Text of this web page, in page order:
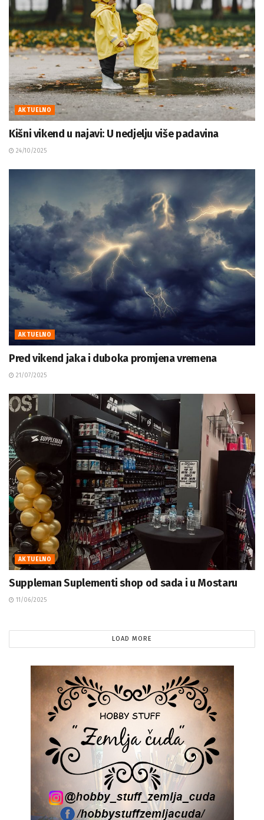
AKTUELNO
Kišni vikend u najavi: U nedjelju više padavina
24/10/2025
AKTUELNO
Pred vikend jaka i duboka promjena vremena
21/07/2025
AKTUELNO
Suppleman Suplementi shop od sada i u Mostaru
11/06/2025
LOAD MORE